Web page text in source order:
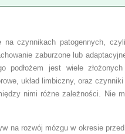
czynnikach patogennych,
zaburzone lub
jest wiele
układ limbiczny, oraz
nimi różne zależności. Nie
na rozwój mózgu w okresie